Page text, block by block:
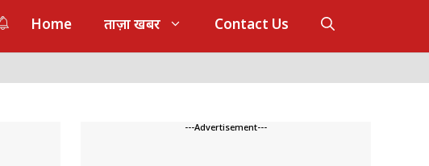
Home ताज़ा खबर Contact Us
---Advertisement---